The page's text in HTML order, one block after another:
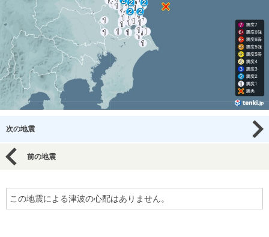
次の地震
前の地震
この地震による津波の心配はありません。